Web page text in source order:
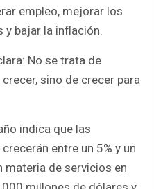
empleo, mejorar los
y bajar la inflación.
No se trata de
sino de crecer para
indica que las
entre un 5% y un
materia de servicios en